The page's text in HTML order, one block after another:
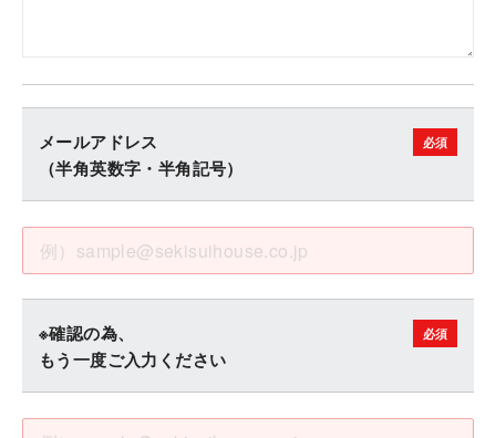
メールアドレス
（半角英数字・半角記号）
※確認の為、
もう一度ご入力ください